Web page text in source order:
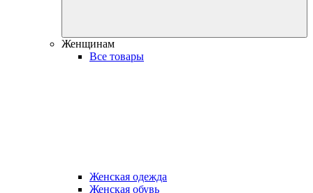
Женщинам
Все товары
Женская одежда
Женская обувь